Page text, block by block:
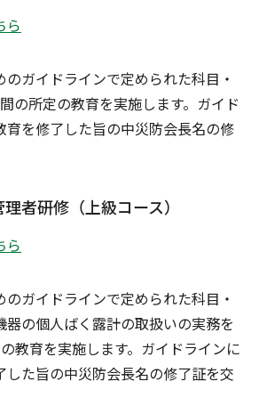
ら
ガイドラインで定められた科目・
の所定の教育を実施します。ガイド
育を修了した旨の中災防会長名の修
者研修（上級コース）
ら
ガイドラインで定められた科目・
の個人ばく露計の取扱いの実務を
教育を実施します。ガイドラインに
した旨の中災防会長名の修了証を交